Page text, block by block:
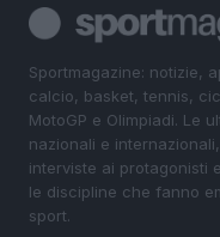
Sportmagazine: notizie,
calcio, basket, tennis,
MotoGP e Olimpiadi. Le
nazionali e
interviste ai protagonisti
le discipline che fanno
sport.